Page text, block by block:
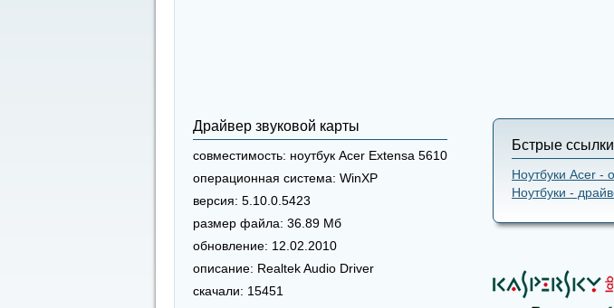
Драйвер звуковой карты
совместимость: ноутбук Acer Extensa 5610
операционная система: WinXP
версия: 5.10.0.5423
размер файла: 36.89 Мб
обновление: 12.02.2010
описание: Realtek Audio Driver
скачали: 15451
Бстрые ссылки
Ноутбуки Acer -
Ноутбуки -